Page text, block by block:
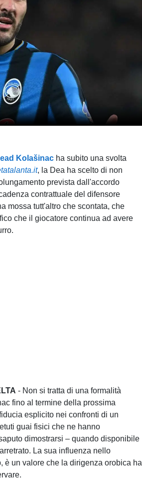
Kolašinac ha subito una svolta
, la Dea ha scelto di non
prevista dall'accordo
contrattuale del difensore
mossa tutt'altro che scontata, che
che il giocatore continua ad avere
- Non si tratta di una formalità
fino al termine della prossima
esplicito nei confronti di un
guai fisici che ne hanno
dimostrarsi – quando disponibile
La sua influenza nello
è un valore che la dirigenza orobica ha